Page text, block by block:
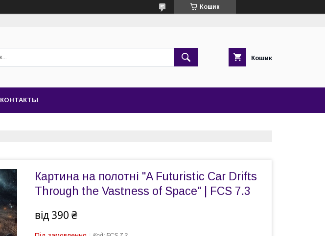
Кошик
Кошик
КОНТАКТЫ
Картина на полотні "A Futuristic Car Drifts
Through the Vastness of Space" | FCS 7.3
від 390 ₴